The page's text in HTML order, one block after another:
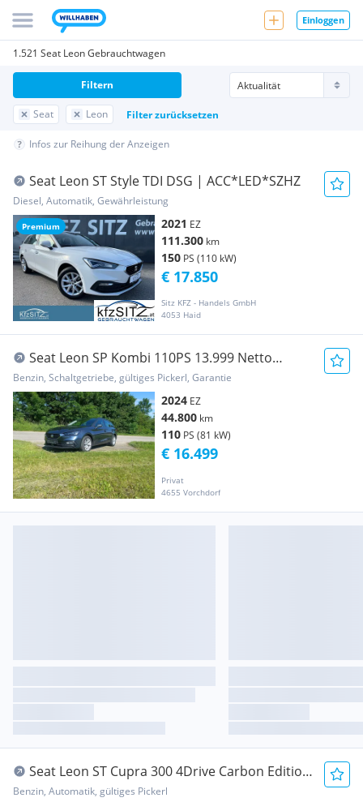
Einloggen
1.521 Seat Leon Gebrauchtwagen
Seat Leon Filter zurücksetzen
Filtern
Infos zur Reihung der Anzeigen
Premium
Seat Leon ST Style TDI DSG | ACC*LED*SZHZ
Diesel, Automatik, Gewährleistung
2021 EZ
111.300 km
150 PS (110 kW)
Sitz KFZ - Handels GmbH
4053 Haid
€ 17.850
Seat Leon SP Kombi 110PS 13.999 Netto
Garantie bis 04/2029
Benzin, Schaltgetriebe, gültiges Pickerl, Garantie
2024 EZ
44.800 km
110 PS (81 kW)
Privat
4655 Vorchdorf
€ 16.499
Seat Leon ST Cupra 300 4Drive Carbon Edition
(1 von 25)
Benzin, Automatik, gültiges Pickerl